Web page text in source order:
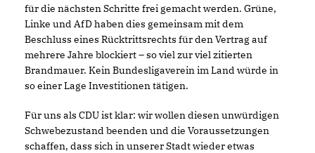
für die nächsten Schritte frei gemacht werden. Grüne,
Linke und AfD haben dies gemeinsam mit dem
Beschluss eines Rücktrittsrechts für den Vertrag auf
mehrere Jahre blockiert – so viel zur viel zitierten
Brandmauer. Kein Bundesligaverein im Land würde in
so einer Lage Investitionen tätigen.
Für uns als CDU ist klar: wir wollen diesen unwürdigen
Schwebezustand beenden und die Voraussetzungen
schaffen, dass sich in unserer Stadt wieder etwas